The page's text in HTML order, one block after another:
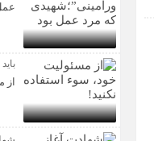
از